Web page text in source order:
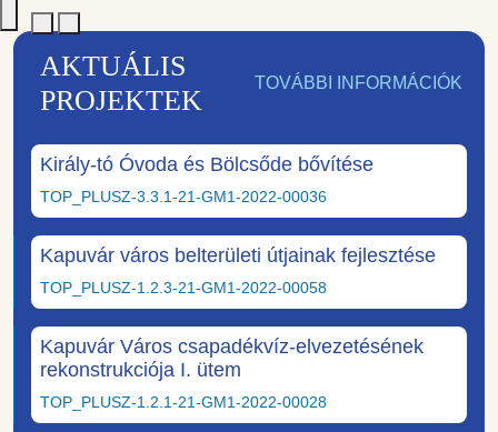
AKTUÁLIS
PROJEKTEK
TOVÁBBI INFORMÁCIÓK
Király-tó Óvoda és Bölcsőde bővítése
TOP_PLUSZ-3.3.1-21-GM1-2022-00036
Kapuvár város belterületi útjainak fejlesztése
TOP_PLUSZ-1.2.3-21-GM1-2022-00058
Kapuvár Város csapadékvíz-elvezetésének
rekonstrukciója I. ütem
TOP_PLUSZ-1.2.1-21-GM1-2022-00028